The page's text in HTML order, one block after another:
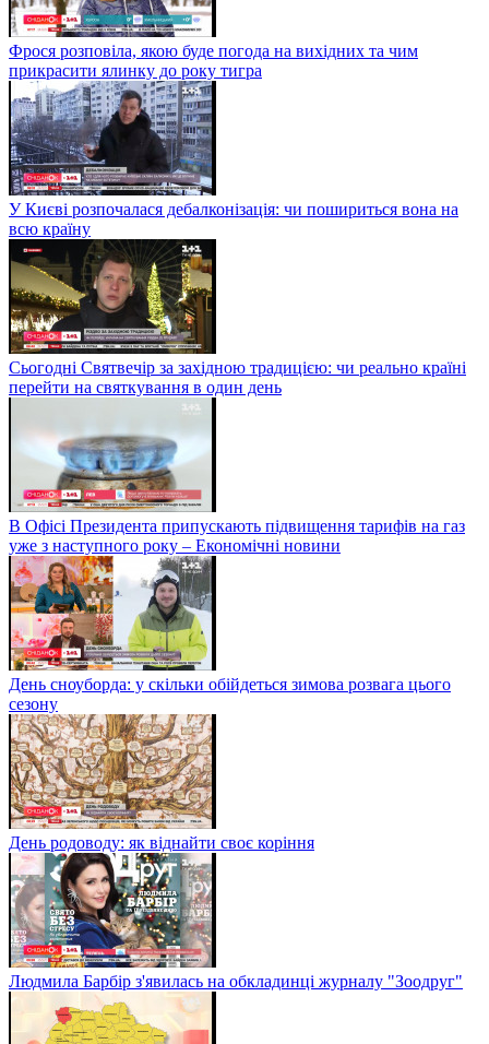
Фрося розповіла, якою буде погода на вихідних та чим
прикрасити ялинку до року тигра
У Києві розпочалася дебалконізація: чи пошириться вона на
всю країну
Сьогодні Святвечір за західною традицією: чи реально країні
перейти на святкування в один день
В Офісі Президента припускають підвищення тарифів на газ
уже з наступного року – Економічні новини
День сноуборда: у скільки обійдеться зимова розвага цього
сезону
День родоводу: як віднайти своє коріння
Людмила Барбір з'явилась на обкладинці журналу "Зоодруг"